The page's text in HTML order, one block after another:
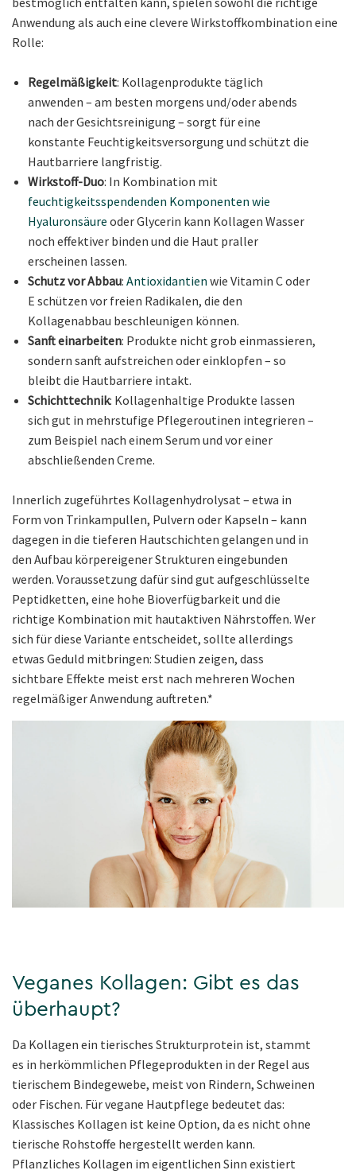
Anwendung als auch eine clevere Wirkstoffkombination eine
Rolle:
Regelmäßigkeit: Kollagenprodukte täglich
anwenden – am besten morgens und/oder abends
nach der Gesichtsreinigung – sorgt für eine
konstante Feuchtigkeitsversorgung und schützt die
Hautbarriere langfristig.
Wirkstoff-Duo: In Kombination mit
feuchtigkeitsspendenden Komponenten wie
Hyaluronsäure oder Glycerin kann Kollagen Wasser
noch effektiver binden und die Haut praller
erscheinen lassen.
Schutz vor Abbau: Antioxidantien wie Vitamin C oder
E schützen vor freien Radikalen, die den
Kollagenabbau beschleunigen können.
Sanft einarbeiten: Produkte nicht grob einmassieren,
sondern sanft aufstreichen oder einklopfen – so
bleibt die Hautbarriere intakt.
Schichttechnik: Kollagenhaltige Produkte lassen
sich gut in mehrstufige Pflegeroutinen integrieren –
zum Beispiel nach einem Serum und vor einer
abschließenden Creme.
Innerlich zugeführtes Kollagenhydrolysat – etwa in
Form von Trinkampullen, Pulvern oder Kapseln – kann
dagegen in die tieferen Hautschichten gelangen und in
den Aufbau körpereigener Strukturen eingebunden
werden. Voraussetzung dafür sind gut aufgeschlüsselte
Peptidketten, eine hohe Bioverfügbarkeit und die
richtige Kombination mit hautaktiven Nährstoffen. Wer
sich für diese Variante entscheidet, sollte allerdings
etwas Geduld mitbringen: Studien zeigen, dass
sichtbare Effekte meist erst nach mehreren Wochen
regelmäßiger Anwendung auftreten.*
Veganes Kollagen: Gibt es das
überhaupt?
Da Kollagen ein tierisches Strukturprotein ist, stammt
es in herkömmlichen Pflegeprodukten in der Regel aus
tierischem Bindegewebe, meist von Rindern, Schweinen
oder Fischen. Für vegane Hautpflege bedeutet das:
Klassisches Kollagen ist keine Option, da es nicht ohne
tierische Rohstoffe hergestellt werden kann.
Pflanzliches Kollagen im eigentlichen Sinn existiert